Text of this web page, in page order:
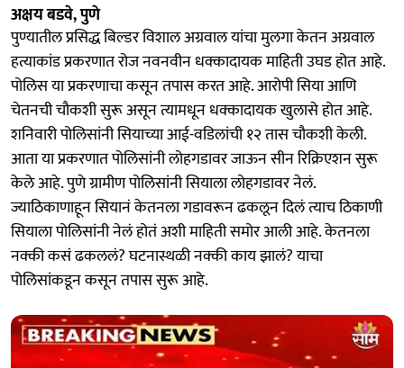
अक्षय बडवे, पुणे
पुण्यातील प्रसिद्ध बिल्डर विशाल अग्रवाल यांचा मुलगा केतन अग्रवाल
हत्याकांड प्रकरणात रोज नवनवीन धक्कादायक माहिती उघड होत आहे.
पोलिस या प्रकरणाचा कसून तपास करत आहे. आरोपी सिया आणि
चेतनची चौकशी सुरू असून त्यामधून धक्कादायक खुलासे होत आहे.
शनिवारी पोलिसांनी सियाच्या आई-वडिलांची १२ तास चौकशी केली.
आता या प्रकरणात पोलिसांनी लोहगडावर जाऊन सीन रिक्रिएशन सुरू
केले आहे. पुणे ग्रामीण पोलिसांनी सियाला लोहगडावर नेलं.
ज्याठिकाणाहून सियानं केतनला गडावरून ढकलून दिलं त्याच ठिकाणी
सियाला पोलिसांनी नेलं होतं अशी माहिती समोर आली आहे. केतनला
नक्की कसं ढकललं? घटनास्थळी नक्की काय झालं? याचा
पोलिसांकडून कसून तपास सुरू आहे.